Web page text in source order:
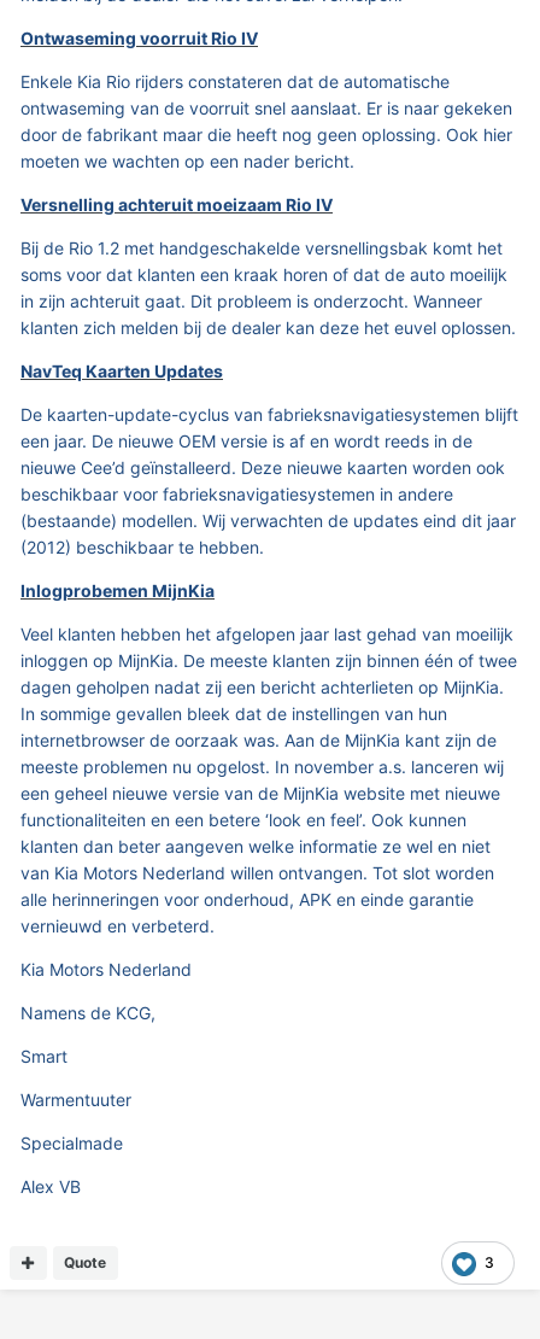
Ontwaseming voorruit Rio IV
Enkele Kia Rio rijders constateren dat de automatische
ontwaseming van de voorruit snel aanslaat. Er is naar gekeken
door de fabrikant maar die heeft nog geen oplossing. Ook hier
moeten we wachten op een nader bericht.
Versnelling achteruit moeizaam Rio IV
Bij de Rio 1.2 met handgeschakelde versnellingsbak komt het
soms voor dat klanten een kraak horen of dat de auto moeilijk
in zijn achteruit gaat. Dit probleem is onderzocht. Wanneer
klanten zich melden bij de dealer kan deze het euvel oplossen.
NavTeq Kaarten Updates
De kaarten-update-cyclus van fabrieksnavigatiesystemen blijft
een jaar. De nieuwe OEM versie is af en wordt reeds in de
nieuwe Cee’d geïnstalleerd. Deze nieuwe kaarten worden ook
beschikbaar voor fabrieksnavigatiesystemen in andere
(bestaande) modellen. Wij verwachten de updates eind dit jaar
(2012) beschikbaar te hebben.
Inlogprobemen MijnKia
Veel klanten hebben het afgelopen jaar last gehad van moeilijk
inloggen op MijnKia. De meeste klanten zijn binnen één of twee
dagen geholpen nadat zij een bericht achterlieten op MijnKia.
In sommige gevallen bleek dat de instellingen van hun
internetbrowser de oorzaak was. Aan de MijnKia kant zijn de
meeste problemen nu opgelost. In november a.s. lanceren wij
een geheel nieuwe versie van de MijnKia website met nieuwe
functionaliteiten en een betere ‘look en feel’. Ook kunnen
klanten dan beter aangeven welke informatie ze wel en niet
van Kia Motors Nederland willen ontvangen. Tot slot worden
alle herinneringen voor onderhoud, APK en einde garantie
vernieuwd en verbeterd.
Kia Motors Nederland
Namens de KCG,
Smart
Warmentuuter
Specialmade
Alex VB
3
Quote